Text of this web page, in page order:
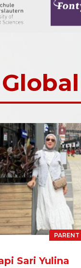
PARENT
Sari Yulina